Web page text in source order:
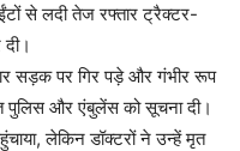
से लदी तेज रफ्तार ट्रैक्टर-
सड़क पर गिर पड़े और गंभीर रूप
पुलिस और एंबुलेंस को सूचना दी।
लेकिन डॉक्टरों ने उन्हें मृत